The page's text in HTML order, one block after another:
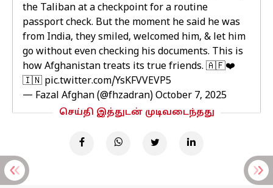
the Taliban at a checkpoint for a routine
passport check. But the moment he said he was
from India, they smiled, welcomed him, & let him
go without even checking his documents. This is
how Afghanistan treats its true friends. 🇦🇫❤️
🇮🇳 pic.twitter.com/YsKFVVEVP5
— Fazal Afghan (@fhzadran) October 7, 2025
செய்தி இத்துடன் முடிவடைந்தது